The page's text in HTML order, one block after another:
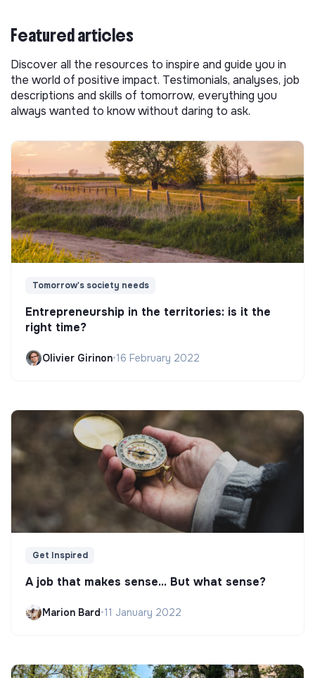
Featured articles
Discover all the resources to inspire and guide you in
the world of positive impact. Testimonials, analyses, job
descriptions and skills of tomorrow, everything you
always wanted to know without daring to ask.
Tomorrow's society needs
Entrepreneurship in the territories: is it the
right time?
Olivier Girinon•16 February 2022
Get Inspired
A job that makes sense... But what sense?
Marion Bard•11 January 2022